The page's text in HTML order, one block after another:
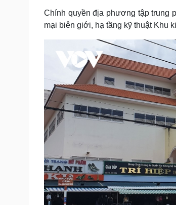
Chính quyền địa phương tập trung
mại biên giới, hạ tầng kỹ thuật Khu